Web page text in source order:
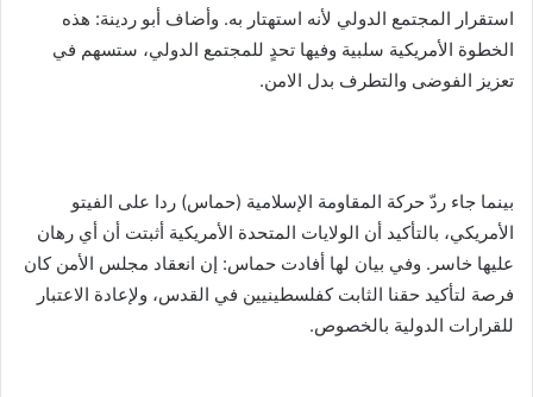
استقرار المجتمع الدولي لأنه استهتار به. وأضاف أبو ردينة: هذه
الخطوة الأمريكية سلبية وفيها تحدٍ للمجتمع الدولي، ستسهم في
تعزيز الفوضى والتطرف بدل الامن.
بينما جاء ردّ حركة المقاومة الإسلامية (حماس) ردا على الفيتو
الأمريكي، بالتأكيد أن الولايات المتحدة الأمريكية أثبتت أن أي رهان
عليها خاسر. وفي بيان لها أفادت حماس: إن انعقاد مجلس الأمن كان
فرصة لتأكيد حقنا الثابت كفلسطينيين في القدس، ولإعادة الاعتبار
للقرارات الدولية بالخصوص.